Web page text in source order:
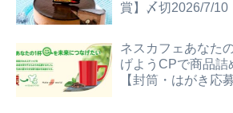
賞】〆切2026/7/10
ネスカフェあなた
げようCPで商品詰
【封筒・はがき応